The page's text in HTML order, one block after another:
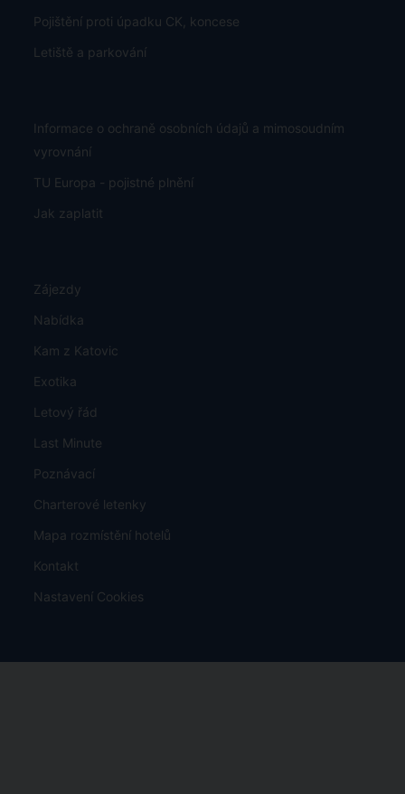
Pojištění proti úpadku CK, koncese
Letiště a parkování
Informace o ochraně osobních údajů a mimosoudním
vyrovnání
TU Europa - pojistné plnění
Jak zaplatit
Zájezdy
Nabídka
Kam z Katovic
Exotika
Letový řád
Last Minute
Poznávací
Charterové letenky
Mapa rozmístění hotelů
Kontakt
Nastavení Cookies